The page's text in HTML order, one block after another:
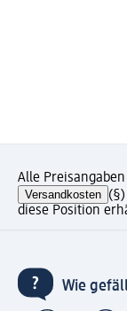
Alle
Versandkosten
diese Position
Wie